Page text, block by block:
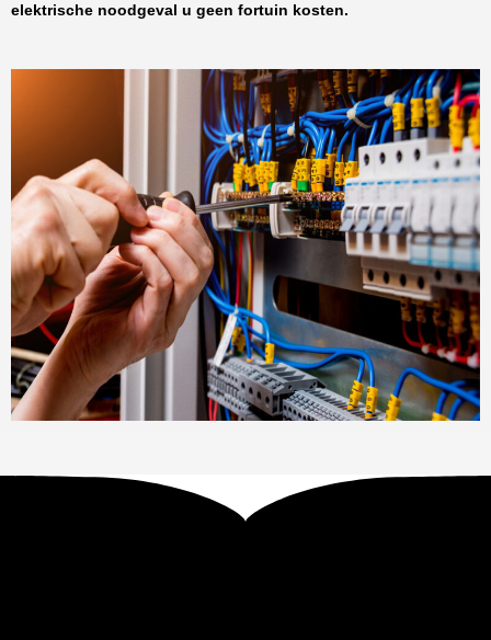
elektrische noodgeval u geen fortuin kosten.